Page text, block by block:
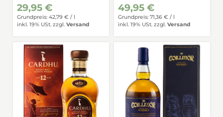
29,95 €
Grundpreis: 42,79 € / l
inkl. 19% USt. zzgl. Versand
49,95 €
Grundpreis: 71,36 € / l
inkl. 19% USt. zzgl. Versand